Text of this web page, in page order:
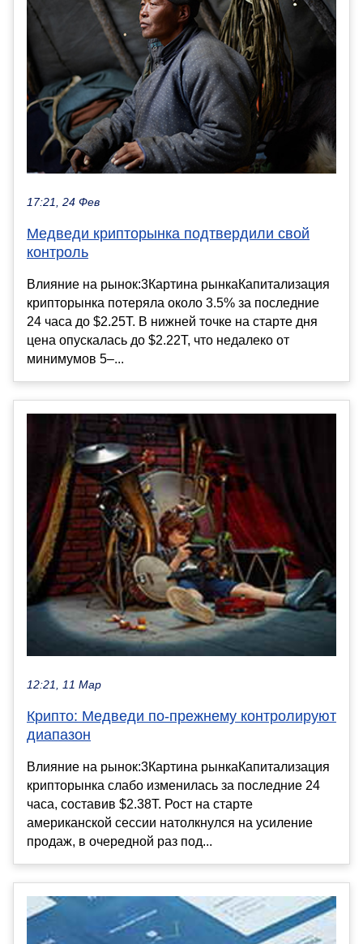
17:21, 24 Фев
Медведи крипторынка подтвердили свой
контроль
Влияние на рынок:3Картина рынкаКапитализация
крипторынка потеряла около 3.5% за последние
24 часа до $2.25T. В нижней точке на старте дня
цена опускалась до $2.22T, что недалеко от
минимумов 5–...
12:21, 11 Мар
Крипто: Медведи по-прежнему контролируют
диапазон
Влияние на рынок:3Картина рынкаКапитализация
крипторынка слабо изменилась за последние 24
часа, составив $2.38T. Рост на старте
американской сессии натолкнулся на усиление
продаж, в очередной раз под...